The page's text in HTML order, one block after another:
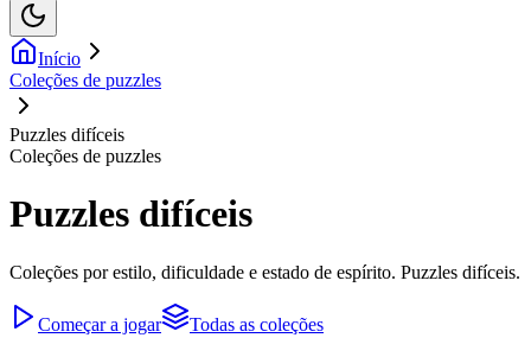
Início
Coleções de puzzles
Puzzles difíceis
Coleções de puzzles
Puzzles difíceis
Coleções por estilo, dificuldade e estado de espírito. Puzzles difíceis.
Começar a jogar Todas as coleções